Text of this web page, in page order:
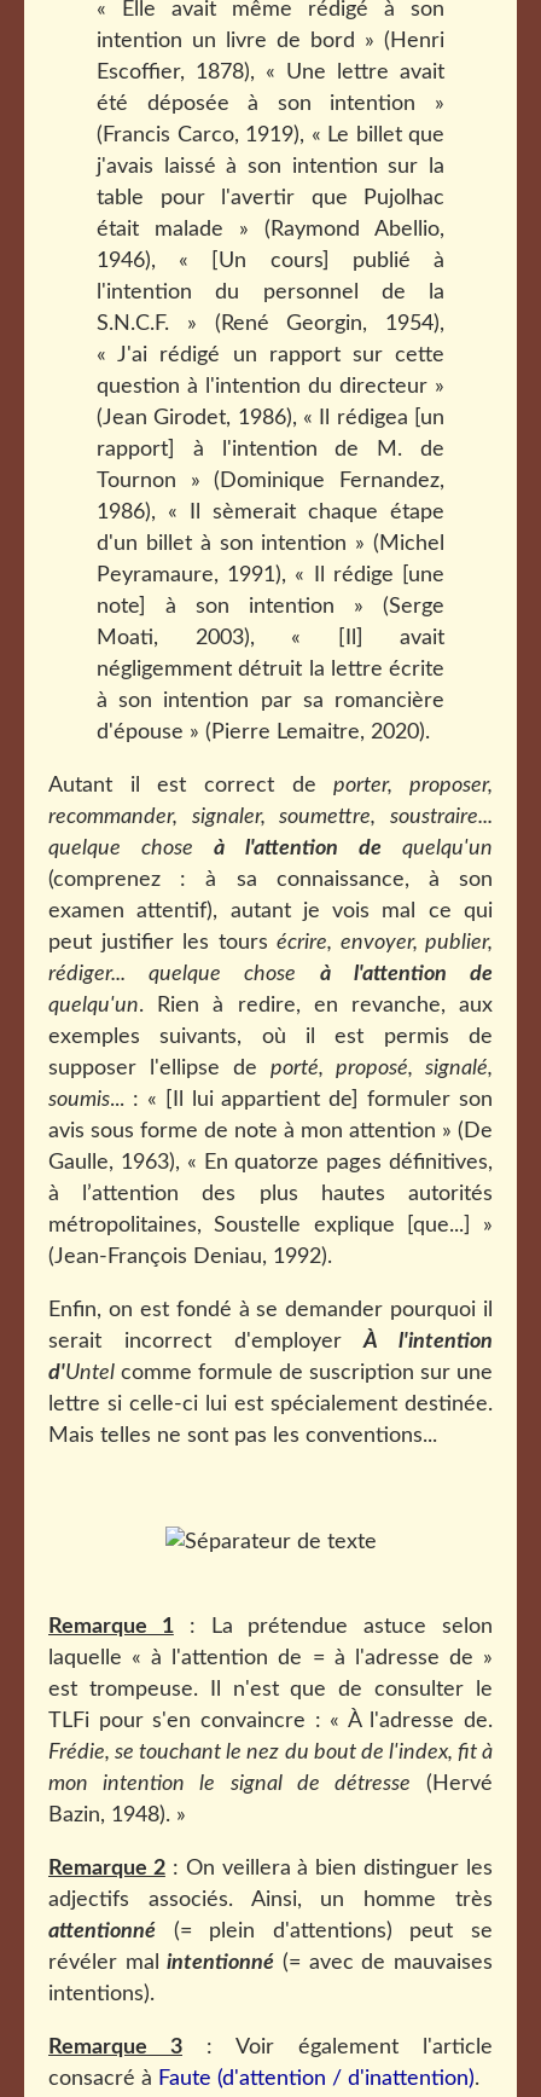
« Elle avait même rédigé à son
intention un livre de bord » (Henri
Escoffier, 1878), « Une lettre avait
été déposée à son intention »
(Francis Carco, 1919), « Le billet que
j'avais laissé à son intention sur la
table pour l'avertir que Pujolhac
était malade » (Raymond Abellio,
1946), « [Un cours] publié à
l'intention du personnel de la
S.N.C.F. » (René Georgin, 1954),
« J'ai rédigé un rapport sur cette
question à l'intention du directeur »
(Jean Girodet, 1986), « Il rédigea [un
rapport] à l'intention de M. de
Tournon » (Dominique Fernandez,
1986), « Il sèmerait chaque étape
d'un billet à son intention » (Michel
Peyramaure, 1991), « Il rédige [une
note] à son intention » (Serge
Moati, 2003), « [Il] avait
négligemment détruit la lettre écrite
à son intention par sa romancière
d'épouse » (Pierre Lemaitre, 2020).
Autant il est correct deporter, proposer,
recommander, signaler, soumettre, soustraire...
quelque chose à l'attention de quelqu'un
(comprenez : à sa connaissance, à son
examen attentif), autant je vois mal ce qui
peut justifier les tours écrire, envoyer, publier,
rédiger... quelque chose à l'attention de
quelqu'un. Rien à redire, en revanche, aux
exemples suivants, où il est permis de
supposer l'ellipse de porté, proposé, signalé,
soumis... : « [Il lui appartient de] formuler son
avis sous forme de note à mon attention » (De
Gaulle, 1963), « En quatorze pages définitives,
à l’attention des plus hautes autorités
métropolitaines, Soustelle explique [que...] »
(Jean-François Deniau, 1992).
Enfin, on est fondé à se demander pourquoi il
serait incorrect d'employerÀ l'intention
d'Untel comme formule de suscription sur une
lettre si celle-ci lui est spécialement destinée.
Mais telles ne sont pas les conventions...
Remarque 1: La prétendue astuce selon
laquelle « à l'attention de = à l'adresse de »
est trompeuse. Il n'est que de consulter le
TLFi pour s'en convaincre : « À l'adresse de.
Frédie, se touchant le nez du bout de l'index, fit à
mon intention le signal de détresse (Hervé
Bazin, 1948). »
Remarque 2: On veillera à bien distinguer les
adjectifs associés. Ainsi, un homme très
attentionné (= plein d'attentions) peut se
révéler malintentionné (= avec de mauvaises
intentions).
Remarque 3 : Voir également l'article
consacré à Faute (d'attention / d'inattention).